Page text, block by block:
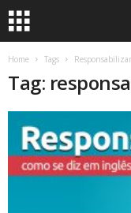
Home Tags Responsabilizar
Tag: